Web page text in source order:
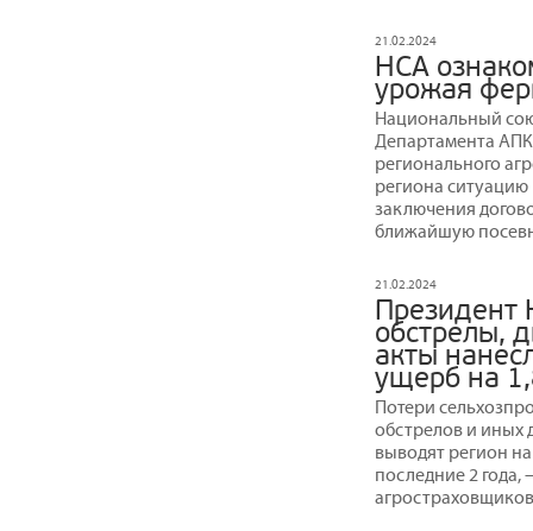
21.02.2024
НСА
урожая
Национальный
Департамента АПК
регионального
региона
заключения
ближайшую
21.02.2024
обстрелы,
акты
ущерб на
Потери
обстрелов и иных
выводят регион
последние 2 года,